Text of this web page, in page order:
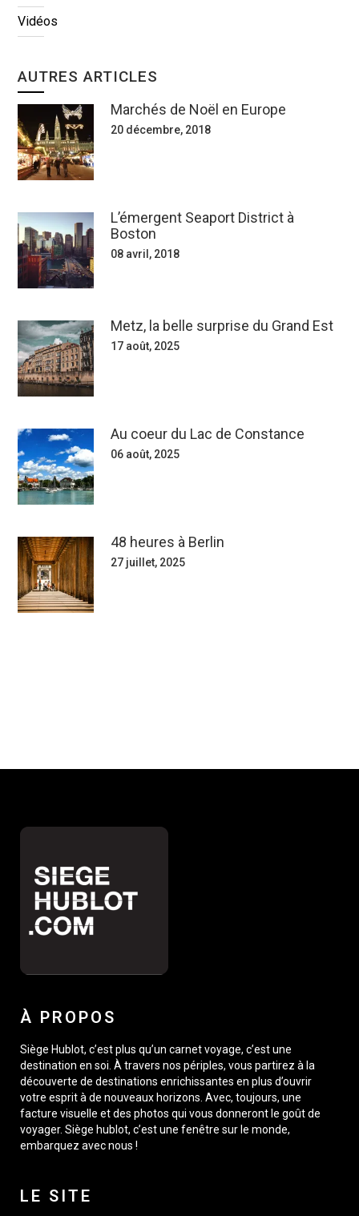
Vidéos
AUTRES ARTICLES
Marchés de Noël en Europe
20 décembre, 2018
L’émergent Seaport District à
Boston
08 avril, 2018
Metz, la belle surprise du Grand Est
17 août, 2025
Au coeur du Lac de Constance
06 août, 2025
48 heures à Berlin
27 juillet, 2025
À PROPOS
Siège Hublot, c’est plus qu’un carnet voyage, c’est une
destination en soi. À travers nos périples, vous partirez à la
découverte de destinations enrichissantes en plus d’ouvrir
votre esprit à de nouveaux horizons. Avec, toujours, une
facture visuelle et des photos qui vous donneront le goût de
voyager. Siège hublot, c’est une fenêtre sur le monde,
embarquez avec nous !
LE SITE